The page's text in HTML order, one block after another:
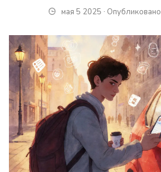
мая 5 2025 ∙ Опубликовано